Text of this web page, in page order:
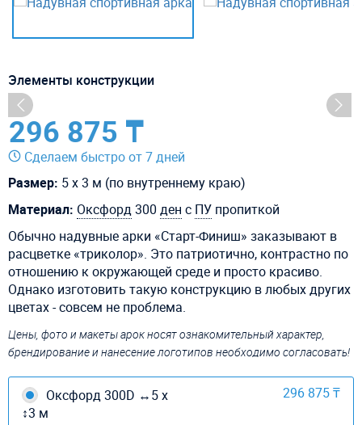
Элементы конструкции
296 875 ₸
Сделаем быстро от 7 дней
Размер: 5 х 3 м (по внутреннему краю)
Материал: Оксфорд300 ден с ПУ пропиткой
Обычно надувные арки «Старт-Финиш» заказывают в
расцветке «триколор». Это патриотично, контрастно по
отношению к окружающей среде и просто красиво.
Однако изготовить такую конструкцию в любых других
цветах - совсем не проблема.
Цены, фото и макеты арок носят ознакомительный характер,
брендирование и нанесение логотипов необходимо согласовать!
Оксфорд 300D ↔5 х
↕3 м
296 875 ₸